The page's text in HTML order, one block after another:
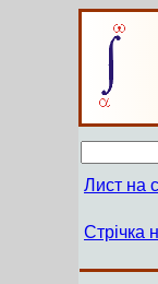
Лист на
Стрічка